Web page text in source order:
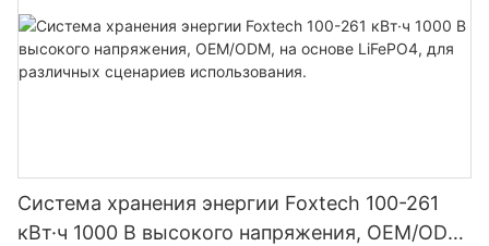
Система хранения энергии Foxtech 100-261
кВт·ч 1000 В высокого напряжения, OEM/ODM,